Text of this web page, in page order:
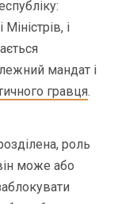
і
мандат і
гравця.
роль
може або